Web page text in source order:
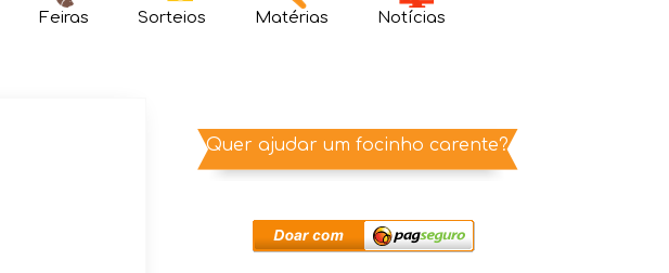
Feiras Sorteios Matérias Notícias
Quer ajudar um focinho carente?